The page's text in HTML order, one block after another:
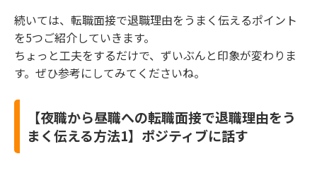
続いては、転職面接で退職理由をうまく伝えるポイント
を5つご紹介していきます。
ちょっと工夫をするだけで、ずいぶんと印象が変わりま
す。ぜひ参考にしてみてくださいね。
【夜職から昼職への転職面接で退職理由をう
まく伝える方法1】ポジティブに話す